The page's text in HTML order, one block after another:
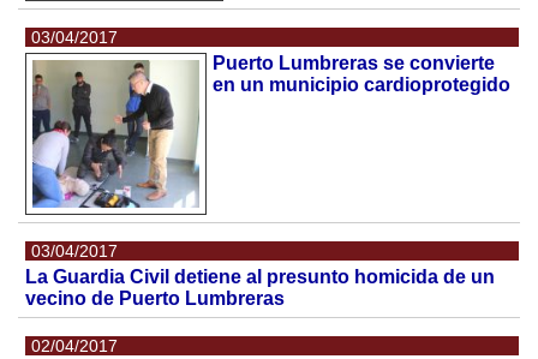
03/04/2017
Puerto Lumbreras se convierte
en un municipio cardioprotegido
03/04/2017
La Guardia Civil detiene al presunto homicida de un
vecino de Puerto Lumbreras
02/04/2017